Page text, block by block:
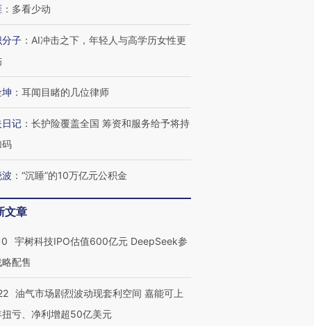
第四届链博
： 多看少动
子 ： AI冲击之下，年轻人与高学历女性更
： 耳闻目睹的几位律师
记 ： 长护险覆盖全国 筹资和服务给予将持
码
： “沉睡”的10万亿元公积金
文章
宇树科技IPO估值600亿元 DeepSeek参
配售
油气市场剧烈波动现套利空间 嘉能可上
扭亏、净利增超50亿美元